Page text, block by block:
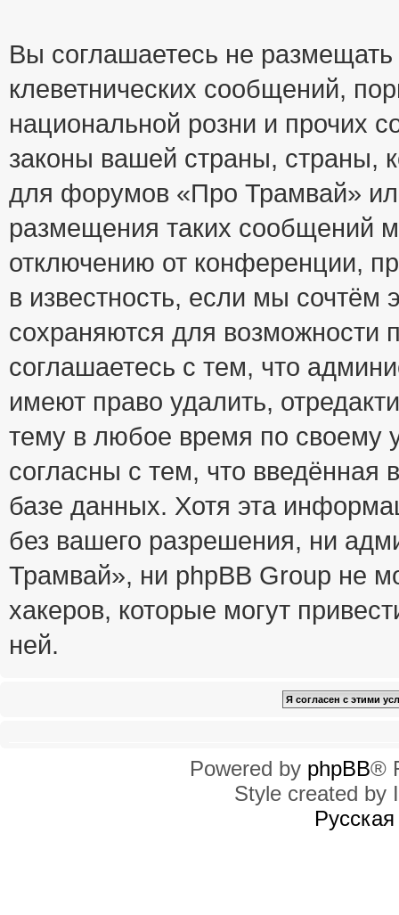
Вы соглашаетесь не
клеветнических сообщений,
национальной розни и прочих
законы вашей страны, страны,
для форумов «Про Трамвай»
размещения таких сообщений
отключению от конференции,
в известность, если мы
сохраняются для возможности
соглашаетесь с тем, что
имеют право удалить,
тему в любое время по своему
согласны с тем, что
базе данных. Хотя эта
без вашего разрешения, ни
Трамвай», ни phpBB Group не
хакеров, которые могут
ней.
Powered by phpBB®
Style created by